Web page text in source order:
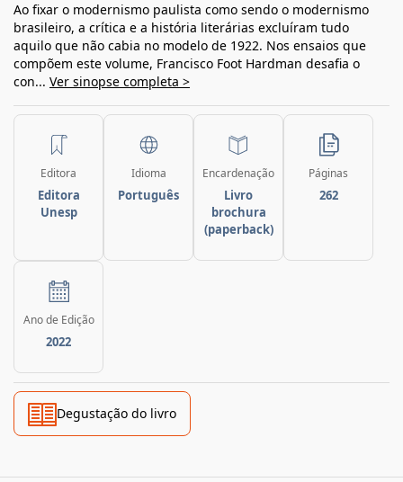
Ao fixar o modernismo paulista como sendo o modernismo
brasileiro, a crítica e a história literárias excluíram tudo
aquilo que não cabia no modelo de 1922. Nos ensaios que
compõem este volume, Francisco Foot Hardman desafia o
con... Ver sinopse completa >
Editora
Editora
Unesp
Idioma
Português
Encardenação
Livro
brochura
(paperback)
Páginas
262
Ano de Edição
2022
Degustação do livro